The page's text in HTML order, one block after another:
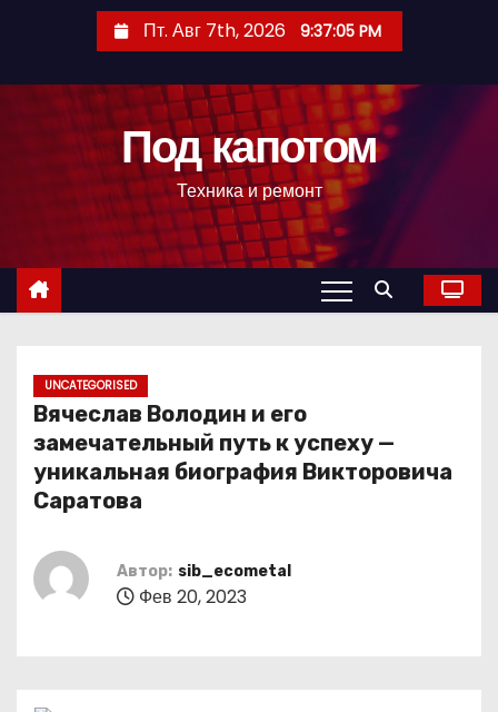
с
Пт. Авг 7th, 2026 9:37:06 PM
Под капотом
Техника и ремонт
UNCATEGORISED
Вячеслав Володин и его
замечательный путь к успеху —
уникальная биография Викторовича
Саратова
Автор: sib_ecometal
Фев 20, 2023